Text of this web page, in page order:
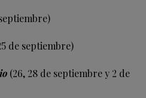
septiembre)
de septiembre)
(26, 28 de septiembre y 2 de